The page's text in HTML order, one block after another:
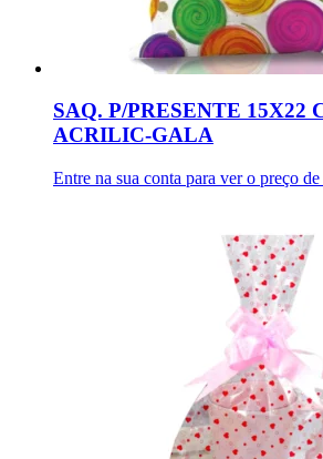
SAQ. P/PRESENTE 15X22
ACRILIC-GALA
Entre na sua conta para ver o preço de